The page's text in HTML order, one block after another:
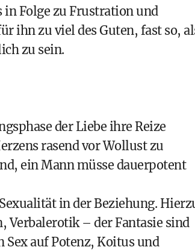
Folge zu Frustration und
ihn zu viel des Guten, fast so,
zu sein.
der Liebe ihre Reize
rasend vor Wollust zu
ein Mann müsse dauerpotent
in der Beziehung.
Verbalerotik – der Fantasie sind
Sex auf Potenz, Koitus und